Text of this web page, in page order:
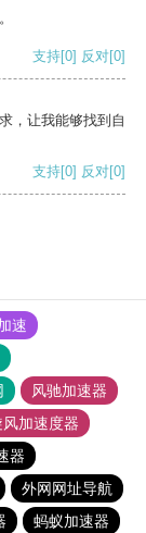
支持[0] 反对[0]
，让我能够找到自
支持[0] 反对[0]
速
风驰加速器
风加速度器
器
外网网址导航
蚂蚁加速器